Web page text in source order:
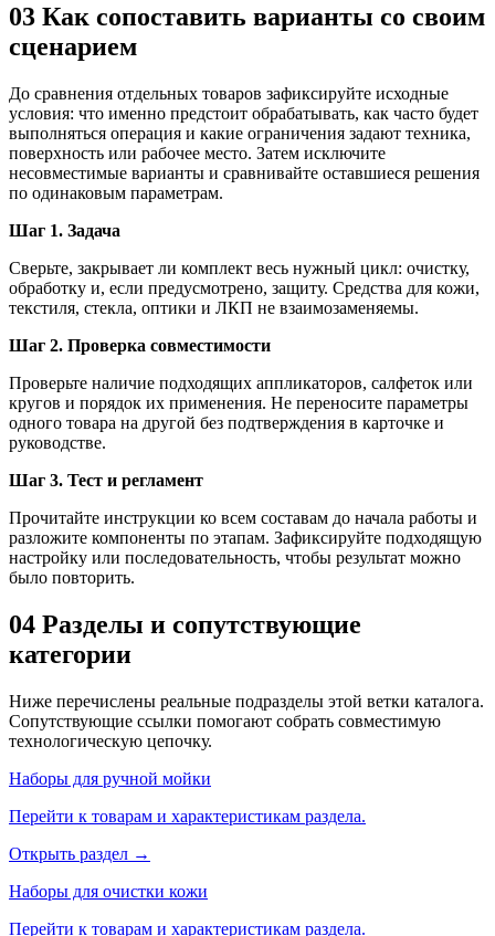
03 Как сопоставить варианты со своим
сценарием
До сравнения отдельных товаров зафиксируйте исходные
условия: что именно предстоит обрабатывать, как часто будет
выполняться операция и какие ограничения задают техника,
поверхность или рабочее место. Затем исключите
несовместимые варианты и сравнивайте оставшиеся решения
по одинаковым параметрам.
Шаг 1. Задача
Сверьте, закрывает ли комплект весь нужный цикл: очистку,
обработку и, если предусмотрено, защиту. Средства для кожи,
текстиля, стекла, оптики и ЛКП не взаимозаменяемы.
Шаг 2. Проверка совместимости
Проверьте наличие подходящих аппликаторов, салфеток или
кругов и порядок их применения. Не переносите параметры
одного товара на другой без подтверждения в карточке и
руководстве.
Шаг 3. Тест и регламент
Прочитайте инструкции ко всем составам до начала работы и
разложите компоненты по этапам. Зафиксируйте подходящую
настройку или последовательность, чтобы результат можно
было повторить.
04 Разделы и сопутствующие
категории
Ниже перечислены реальные подразделы этой ветки каталога.
Сопутствующие ссылки помогают собрать совместимую
технологическую цепочку.
Наборы для ручной мойки
Перейти к товарам и характеристикам раздела.
Открыть раздел →
Наборы для очистки кожи
Перейти к товарам и характеристикам раздела.